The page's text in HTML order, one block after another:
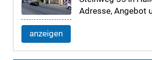
Adresse, Angebot
anzeigen